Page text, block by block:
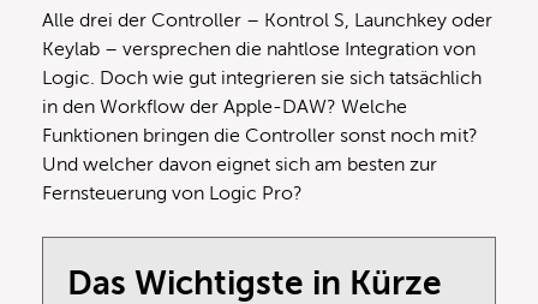
Alle drei der Controller – Kontrol S, Launchkey oder
Keylab – versprechen die nahtlose Integration von
Logic. Doch wie gut integrieren sie sich tatsächlich
in den Workflow der Apple-DAW? Welche
Funktionen bringen die Controller sonst noch mit?
Und welcher davon eignet sich am besten zur
Fernsteuerung von Logic Pro?
Das Wichtigste in Kürze